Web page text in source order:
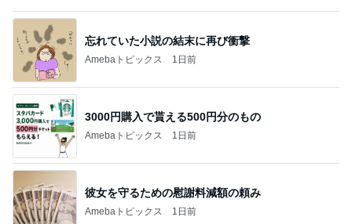
綺麗に使ってくれた大家さんの言葉
Amebaトピックス 1日前